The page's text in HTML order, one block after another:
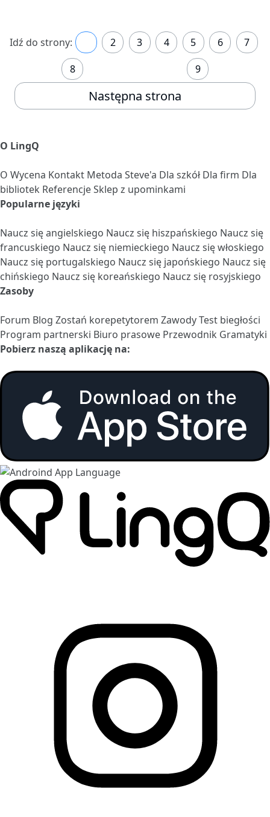
Idź do strony: 2 3 4 5 6
7
8
9
Następna strona
O LingQ
O Wycena Kontakt Metoda Steve'a Dla szkół Dla firm Dla
bibliotek ReferencjeSklep z upominkami
Popularne języki
Naucz się angielskiego Naucz się hiszpańskiego Naucz się
francuskiego Naucz się niemieckiego Naucz się włoskiego
Naucz się portugalskiego Naucz się japońskiego Naucz się
chińskiego Naucz się koreańskiego Naucz się rosyjskiego
Zasoby
Forum Blog Zostań korepetytorem ZawodyTest biegłości
Program partnerski Biuro prasowe Przewodnik Gramatyki
Pobierz naszą aplikację na: